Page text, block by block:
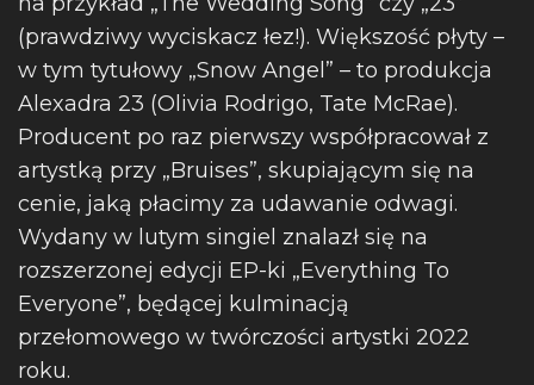
(prawdziwy wyciskacz łez!). Większość płyty –
w tym tytułowy „Snow Angel” – to produkcja
Alexadra 23 (Olivia Rodrigo, Tate McRae).
Producent po raz pierwszy współpracował z
artystką przy „Bruises”, skupiającym się na
cenie, jaką płacimy za udawanie odwagi.
Wydany w lutym singiel znalazł się na
rozszerzonej edycji EP-ki „Everything To
Everyone”, będącej kulminacją
przełomowego w twórczości artystki 2022
roku.